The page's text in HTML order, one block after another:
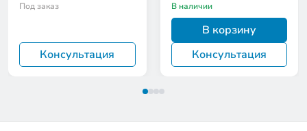
Под заказ
Консультация
В наличии
В корзину
Консультация